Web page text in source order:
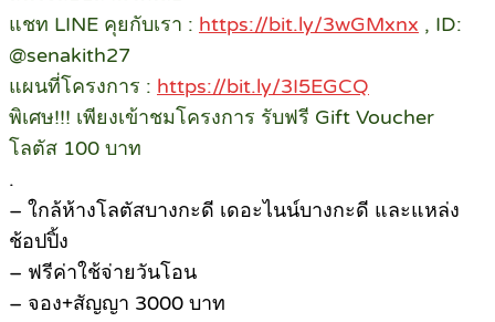
แชท LINE คุยกับเรา : https://bit.ly/3wGMxnx , ID:
@senakith27
แผนที่โครงการ : https://bit.ly/3I5EGCQ
พิเศษ!!! เพียงเข้าชมโครงการ รับฟรี Gift Voucher
โลตัส 100 บาท
.
– ใกล้ห้างโลตัสบางกะดี เดอะไนน์บางกะดี และแหล่ง
ช้อปปิ้ง
– ฟรีค่าใช้จ่ายวันโอน
– จอง+สัญญา 3000 บาท